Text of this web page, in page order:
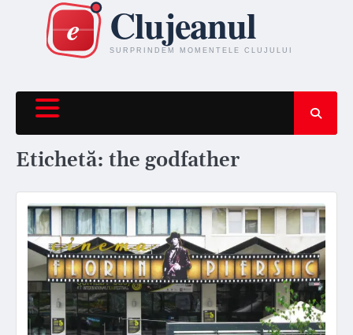
content
Etichetă: the godfather